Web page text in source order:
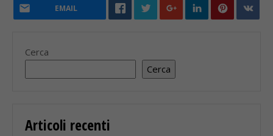
EMAIL
Cerca
Cerca
Articoli recenti